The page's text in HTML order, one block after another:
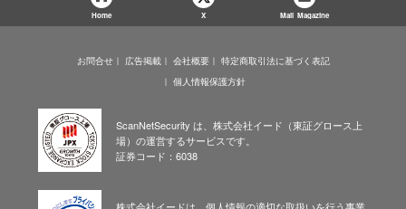
Home X Mail Magazine
お問合せ 広告掲載 会社概要
特定商取引法に基づく表記
個人情報保護方針
ScanNetSecurity は、株式会社イード（東証グロース上
場）の運営するサービスです。
証券コード：6038